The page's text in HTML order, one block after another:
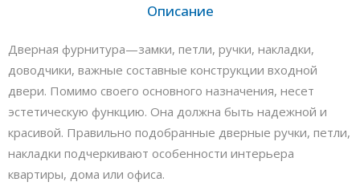
Описание
Дверная фурнитура—замки, петли, ручки, накладки,
доводчики, важные составные конструкции входной
двери. Помимо своего основного назначения, несет
эстетическую функцию. Она должна быть надежной и
красивой. Правильно подобранные дверные ручки, петли,
накладки подчеркивают особенности интерьера
квартиры, дома или офиса.